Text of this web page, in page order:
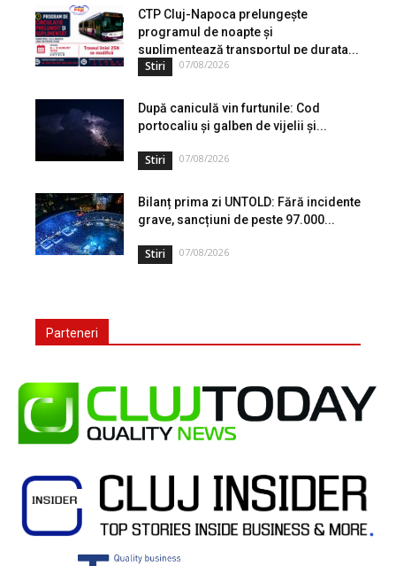
de peste...
CTP Cluj-Napoca prelungește
programul de noapte și
suplimentează transportul pe durata...
Stiri 07/08/2026
După caniculă vin furtunile: Cod
portocaliu și galben de vijelii și...
Stiri 07/08/2026
Bilanț prima zi UNTOLD: Fără incidente
grave, sancțiuni de peste 97.000...
Stiri 07/08/2026
Parteneri